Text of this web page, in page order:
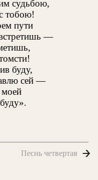
судьбою,
тобою!
пути
—
буду,
сей —
моей
Песнь четвертая